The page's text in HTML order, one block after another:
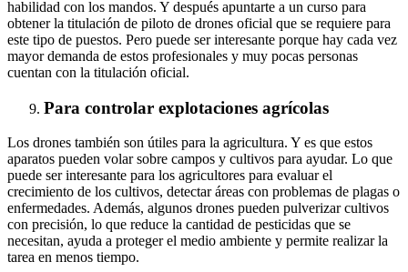
habilidad con los mandos. Y después apuntarte a un curso para
obtener la titulación de piloto de drones oficial que se requiere para
este tipo de puestos. Pero puede ser interesante porque hay cada vez
mayor demanda de estos profesionales y muy pocas personas
cuentan con la titulación oficial.
Para controlar explotaciones agrícolas
Los drones también son útiles para la agricultura. Y es que estos
aparatos pueden volar sobre campos y cultivos para ayudar. Lo que
puede ser interesante para los agricultores para evaluar el
crecimiento de los cultivos, detectar áreas con problemas de plagas o
enfermedades. Además, algunos drones pueden pulverizar cultivos
con precisión, lo que reduce la cantidad de pesticidas que se
necesitan, ayuda a proteger el medio ambiente y permite realizar la
tarea en menos tiempo.